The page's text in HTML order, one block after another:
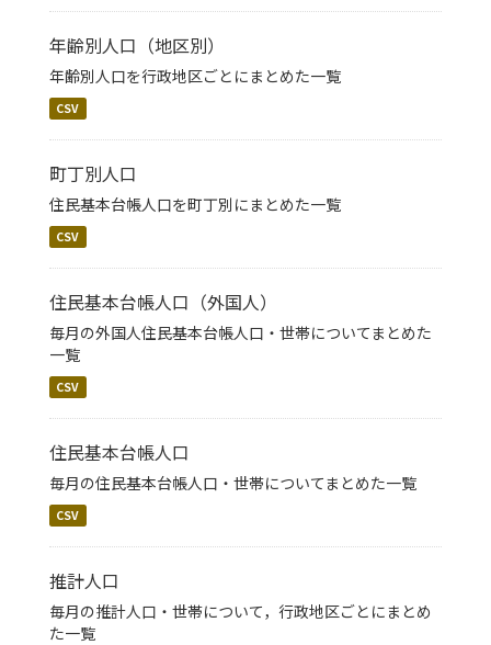
年齢別人口（地区別）
年齢別人口を行政地区ごとにまとめた一覧
CSV
町丁別人口
住民基本台帳人口を町丁別にまとめた一覧
CSV
住民基本台帳人口（外国人）
毎月の外国人住民基本台帳人口・世帯についてまとめた
一覧
CSV
住民基本台帳人口
毎月の住民基本台帳人口・世帯についてまとめた一覧
CSV
推計人口
毎月の推計人口・世帯について，行政地区ごとにまとめ
た一覧